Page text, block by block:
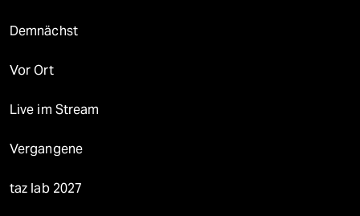
Demnächst
Vor Ort
Live im Stream
Vergangene
taz lab 2027